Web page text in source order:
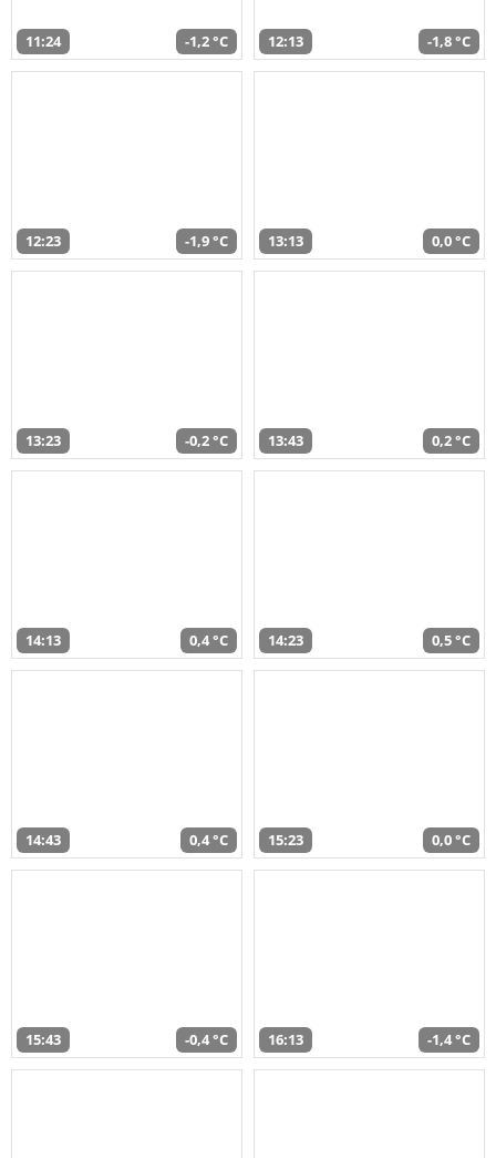
11:24 -1,2 °C 12:13 -1,8 °C
12:23 -1,9 °C 13:13 0,0 °C
13:23 -0,2 °C 13:43 0,2 °C
14:13 0,4 °C 14:23 0,5 °C
14:43 0,4 °C 15:23 0,0 °C
15:43 -0,4 °C 16:13 -1,4 °C